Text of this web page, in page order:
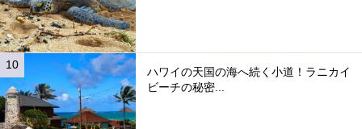
ハワイの天国の海へ続く小道！ラニカイ
ビーチの秘密...